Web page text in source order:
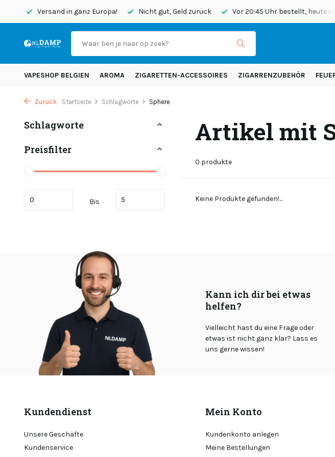
Versand in ganz Europa! Nicht gut, Geld zurück Vor 20:45 Uhr bestellt, heute
VAPESHOP BELGIEN AROMA ZIGARETTEN-ACCESSOIRES ZIGARRENZUBEHÖR
Zurück Startseite Schlagworte Sphere
Schlagworte
Preisfilter
Bis
Artikel mit
0 produkte
Keine Produkte gefunden!...
Kann ich dir bei etwas
helfen?
Vielleicht hast du eine Frage oder
etwas ist nicht ganz klar? Lass es
uns gerne wissen!
Kundendienst
Unsere Geschäfte
Kundenservice
Mein Konto
Kundenkonto anlegen
Meine Bestellungen